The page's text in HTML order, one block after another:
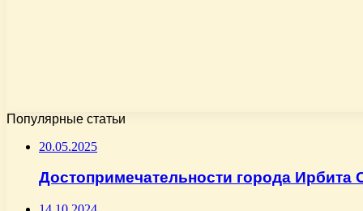
Популярные статьи
20.05.2025
Достопримечательности города Ирбита